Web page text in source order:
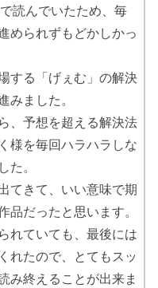
読んでいたため、毎
められずもどかしかっ
する「げぇむ」の解決
みました。
、予想を超える解決法
様を毎回ハラハラしな
た。
てきて、いい意味で期
品だったと思います。
れていても、最後には
れたので、とてもスッ
み終えることが出来ま